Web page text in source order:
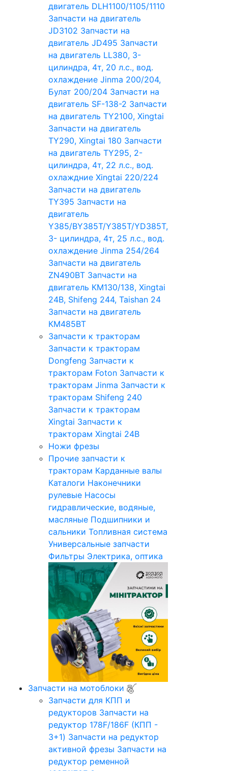
двигатель DLH1100/1105/1110
Запчасти на двигатель
JD3102 Запчасти на
двигатель JD495 Запчасти
на двигатель LL380, 3-
цилиндра, 4т, 20 л.с., вод.
охлаждение Jinma 200/204,
Булат 200/204 Запчасти на
двигатель SF-138-2 Запчасти
на двигатель TY2100, Xingtai
Запчасти на двигатель
TY290, Xingtai 180 Запчасти
на двигатель TY295, 2-
цилиндра, 4т, 22 л.с., вод.
охлаждние Xingtai 220/224
Запчасти на двигатель
TY395 Запчасти на
двигатель
Y385/BY385T/Y385T/YD385T,
3- цилиндра, 4т, 25 л.с., вод.
охлаждение Jinma 254/264
Запчасти на двигатель
ZN490BT Запчасти на
двигатель КМ130/138, Xingtai
24B, Shifeng 244, Taishan 24
Запчасти на двигатель
КМ485ВТ
Запчасти к тракторам
Запчасти к тракторам
Dongfeng Запчасти к
тракторам Foton Запчасти к
тракторам Jinma Запчасти к
тракторам Shifeng 240
Запчасти к тракторам
Xingtai Запчасти к
тракторам Xingtai 24B
Ножи фрезы
Прочие запчасти к
тракторам Карданные валы
Каталоги Наконечники
рулевые Насосы
гидравлические, водяные,
масляные Подшипники и
сальники Топливная система
Универсальные запчасти
Фильтры Электрика, оптика
Запчасти на мотоблоки
Запчасти для КПП и
редукторов Запчасти на
редуктор 178F/186F (КПП -
3+1) Запчасти на редуктор
активной фрезы Запчасти на
редуктор ременной